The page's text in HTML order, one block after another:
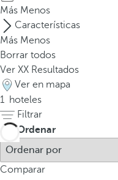
r
a
t
e
c
l
a
d
e
f
l
Más Menos
Características
Más Menos
Borrar todos
Ver XX Resultados
Ver en mapa
1 hoteles
Filtrar
Ordenar
Comparar